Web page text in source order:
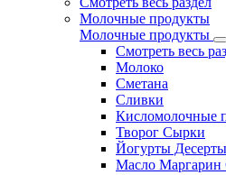
Молочные продукты
Молочные продукты
Смотреть весь
Молоко
Сметана
Сливки
Кисломолочные
Творог Сырки
Йогурты
Масло Маргарин